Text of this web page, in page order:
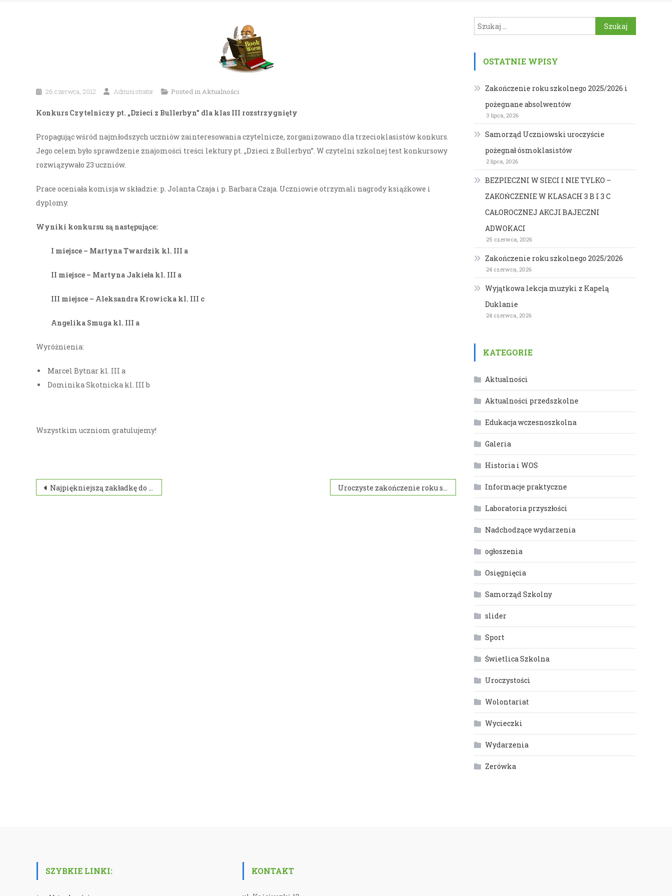
26 czerwca, 2012 Administrator Posted inAktualności
Konkurs Czytelniczy pt. „Dzieci z Bullerbyn” dla klas III rozstrzygnięty
Propagując wśród najmłodszych uczniów zainteresowania czytelnicze, zorganizowano dla trzecioklasistów konkurs.
Jego celem było sprawdzenie znajomości treści lektury pt. „Dzieci z Bullerbyn”. W czytelni szkolnej test konkursowy
rozwiązywało 23 uczniów.
Prace oceniała komisja w składzie: p. Jolanta Czaja i p. Barbara Czaja. Uczniowie otrzymali nagrody książkowe i
dyplomy.
Wyniki konkursu są następujące:
I miejsce – Martyna Twardzik kl. III a
II miejsce – Martyna Jakieła kl. III a
III miejsce – Aleksandra Krowicka kl. III c
Angelika Smuga kl. III a
Wyróżnienia:
Marcel Bytnar kl. III a
Dominika Skotnicka kl. III b
Wszystkim uczniom gratulujemy!
Nawigacja
Najpiękniejszą zakładkę do książki Uroczyste zakończenie roku szkolnego
Szukaj:
OSTATNIE WPISY
Zakończenie roku szkolnego 2025/2026 i
pożegnane absolwentów
3 lipca, 2026
Samorząd Uczniowski uroczyście
pożegnał ósmoklasistów
2 lipca, 2026
BEZPIECZNI W SIECI I NIE TYLKO –
ZAKOŃCZENIE W KLASACH 3 B I 3 C
CAŁOROCZNEJ AKCJI BAJECZNI
ADWOKACI
25 czerwca, 2026
Zakończenie roku szkolnego 2025/2026
24 czerwca, 2026
Wyjątkowa lekcja muzyki z Kapelą
Duklanie
24 czerwca, 2026
KATEGORIE
Aktualności
Aktualności przedszkolne
Edukacja wczesnoszkolna
Galeria
Historia i WOS
Informacje praktyczne
Laboratoria przyszłości
Nadchodzące wydarzenia
ogłoszenia
Osięgnięcia
Samorząd Szkolny
slider
Sport
Świetlica Szkolna
Uroczystości
Wolontariat
Wycieczki
Wydarzenia
Zerówka
SZYBKIE LINKI: KONTAKT